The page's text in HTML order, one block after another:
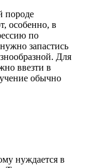
породе
особенно, в
по
запастись
Для
ввезти в
обычно
нуждается в